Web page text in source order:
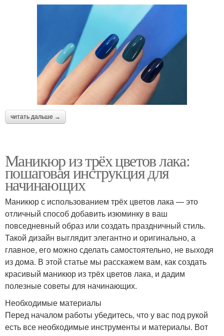
читать дальше →
Маникюр из трёх цветов лака:
пошаговая инструкция для
начинающих
Маникюр с использованием трёх цветов лака — это
отличный способ добавить изюминку в ваш
повседневный образ или создать праздничный стиль.
Такой дизайн выглядит элегантно и оригинально, а
главное, его можно сделать самостоятельно, не выходя
из дома. В этой статье мы расскажем вам, как создать
красивый маникюр из трёх цветов лака, и дадим
полезные советы для начинающих.
Необходимые материалы
Перед началом работы убедитесь, что у вас под рукой
есть все необходимые инструменты и материалы. Вот